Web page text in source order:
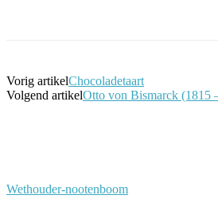
Vorig artikelChocoladetaart
Volgend artikelOtto von Bismarck (1815
Wethouder-nootenboom